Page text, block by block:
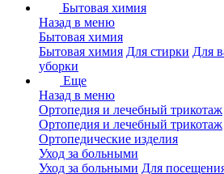
Бытовая химия
Назад в меню
Бытовая химия
Бытовая химия Для стирки Для
уборки
Еще
Назад в меню
Ортопедия и лечебный трикотаж
Ортопедия и лечебный трикотаж
Ортопедические изделия
Уход за больными
Уход за больными Для